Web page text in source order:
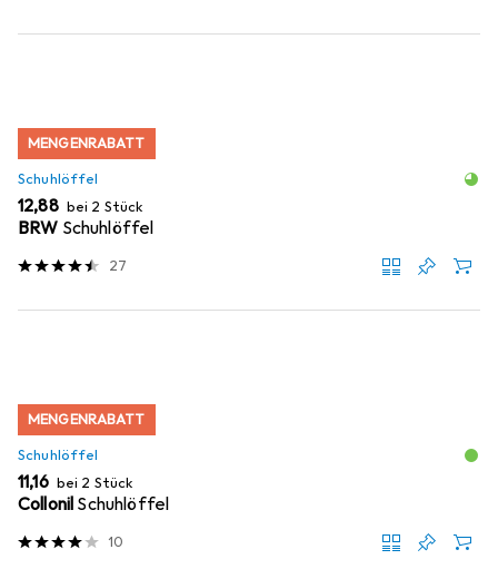
MENGENRABATT
Schuhlöffel
EUR
12,88 bei 2 Stück
BRW Schuhlöffel
27
MENGENRABATT
Schuhlöffel
EUR
11,16 bei 2 Stück
Collonil Schuhlöffel
10